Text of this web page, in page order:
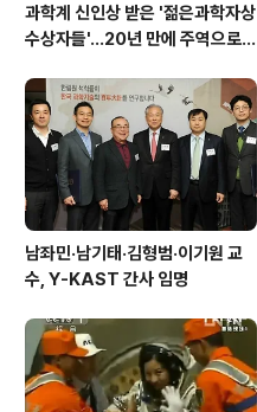
과학계 신인상 받은 '젊은과학자상
수상자들'…20년 만에 주역으로
남좌민·남기태·김형범·이기원 교
수, Y-KAST 간사 임명